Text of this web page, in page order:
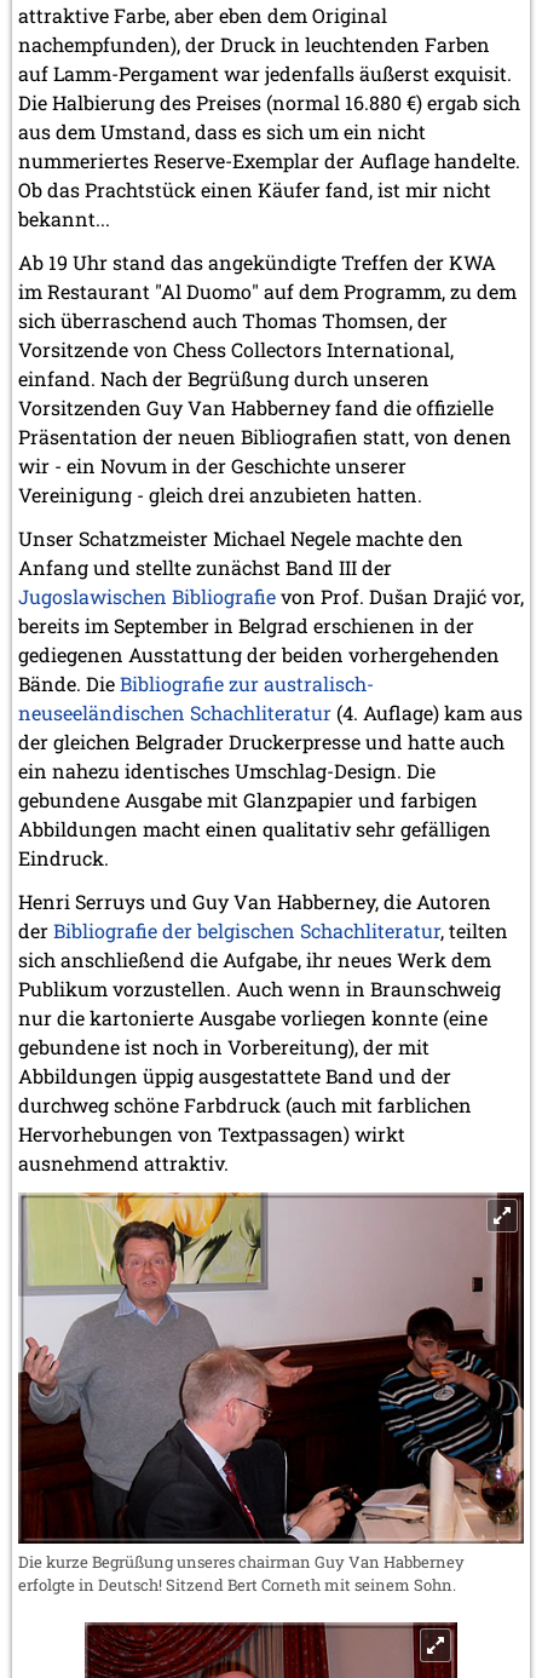
attraktive Farbe, aber eben dem Original
nachempfunden), der Druck in leuchtenden Farben
auf Lamm-Pergament war jedenfalls äußerst exquisit.
Die Halbierung des Preises (normal 16.880 €) ergab sich
aus dem Umstand, dass es sich um ein nicht
nummeriertes Reserve-Exemplar der Auflage handelte.
Ob das Prachtstück einen Käufer fand, ist mir nicht
bekannt...
Ab 19 Uhr stand das angekündigte Treffen der KWA
im Restaurant "Al Duomo" auf dem Programm, zu dem
sich überraschend auch Thomas Thomsen, der
Vorsitzende von Chess Collectors International,
einfand. Nach der Begrüßung durch unseren
Vorsitzenden Guy Van Habberney fand die offizielle
Präsentation der neuen Bibliografien statt, von denen
wir - ein Novum in der Geschichte unserer
Vereinigung - gleich drei anzubieten hatten.
Unser Schatzmeister Michael Negele machte den
Anfang und stellte zunächst Band III der
Jugoslawischen Bibliografievon Prof. Dušan Drajić vor,
bereits im September in Belgrad erschienen in der
gediegenen Ausstattung der beiden vorhergehenden
Bände. DieBibliografie zur australisch-
neuseeländischen Schachliteratur(4. Auflage) kam aus
der gleichen Belgrader Druckerpresse und hatte auch
ein nahezu identisches Umschlag-Design. Die
gebundene Ausgabe mit Glanzpapier und farbigen
Abbildungen macht einen qualitativ sehr gefälligen
Eindruck.
Henri Serruys und Guy Van Habberney, die Autoren
derBibliografie der belgischen Schachliteratur, teilten
sich anschließend die Aufgabe, ihr neues Werk dem
Publikum vorzustellen. Auch wenn in Braunschweig
nur die kartonierte Ausgabe vorliegen konnte (eine
gebundene ist noch in Vorbereitung), der mit
Abbildungen üppig ausgestattete Band und der
durchweg schöne Farbdruck (auch mit farblichen
Hervorhebungen von Textpassagen) wirkt
ausnehmend attraktiv.
Die kurze Begrüßung unseres chairman Guy Van Habberney
erfolgte in Deutsch! Sitzend Bert Corneth mit seinem Sohn.